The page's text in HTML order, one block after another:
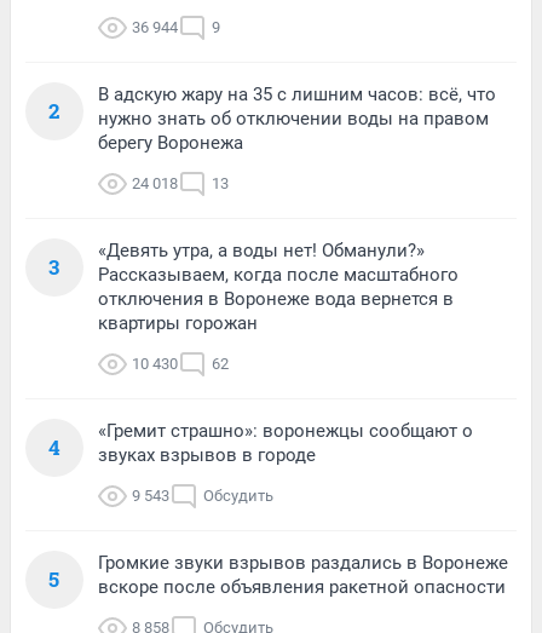
36 944 9
2
В адскую жару на 35 с лишним часов: всё, что
нужно знать об отключении воды на правом
берегу Воронежа
24 018 13
3
«Девять утра, а воды нет! Обманули?»
Рассказываем, когда после масштабного
отключения в Воронеже вода вернется в
квартиры горожан
10 430 62
4
«Гремит страшно»: воронежцы сообщают о
звуках взрывов в городе
9 543 Обсудить
5
Громкие звуки взрывов раздались в Воронеже
вскоре после объявления ракетной опасности
8 858 Обсудить